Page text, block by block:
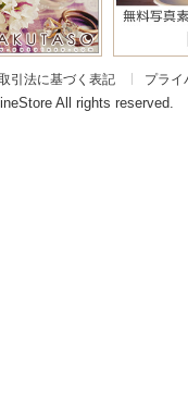
引法に基づく表記 プライ
All rights reserved.